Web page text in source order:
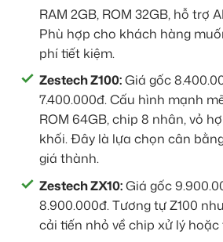
RAM 2GB, ROM 32GB, hỗ trợ
Phù hợp cho khách hàng
phí tiết kiệm.
Zestech Z100:Giá gốc
7.400.000đ. Cấu hình mạnh
ROM 64GB, chip 8 nhân, vỏ
khối. Đây là lựa chọn cân
giá thành.
Zestech ZX10:Giá gốc
8.900.000đ. Tương tự Z100
cải tiến nhỏ về chip xử lý